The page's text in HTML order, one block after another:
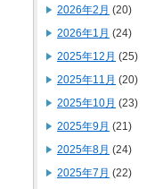
2026年2月 (20)
2026年1月 (24)
2025年12月 (25)
2025年11月 (20)
2025年10月 (23)
2025年9月 (21)
2025年8月 (24)
2025年7月 (22)